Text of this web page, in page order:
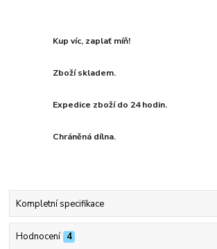
Kup víc, zaplať míň!
Zboží skladem.
Expedice zboží do 24 hodin.
Chráněná dílna.
Kompletní specifikace
Hodnocení 4